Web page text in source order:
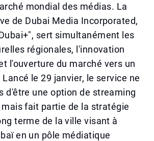
mondial des médias. La
de Dubai Media Incorporated,
sert simultanément les
régionales, l'innovation
l'ouverture du marché vers un
le 29 janvier, le service ne
d'être une option de streaming
fait partie de la stratégie
terme de la ville visant à
en un pôle médiatique